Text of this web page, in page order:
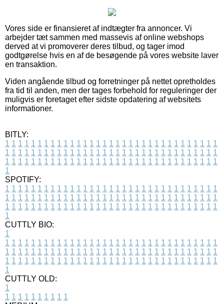
Vores side er finansieret af indtægter fra annoncer. Vi
arbejder tæt sammen med massevis af online webshops
derved at vi promoverer deres tilbud, og tager imod
godtgørelse hvis en af de besøgende på vores website laver
en transaktion.
Viden angående tilbud og forretninger på nettet opretholdes
fra tid til anden, men der tages forbehold for reguleringer der
muligvis er foretaget efter sidste opdatering af websitets
informationer.
BITLY:
1 1 1 1 1 1 1 1 1 1 1 1 1 1 1 1 1 1 1 1 1 1 1 1 1 1 1 1 1 1 1 1 1
1 1 1 1 1 1 1 1 1 1 1 1 1 1 1 1 1 1 1 1 1 1 1 1 1 1 1 1 1 1 1 1 1
1 1 1 1 1 1 1 1 1 1 1 1 1 1 1 1 1 1 1 1 1 1 1 1 1 1 1 1 1 1 1 1 1
1
SPOTIFY:
1 1 1 1 1 1 1 1 1 1 1 1 1 1 1 1 1 1 1 1 1 1 1 1 1 1 1 1 1 1 1 1 1
1 1 1 1 1 1 1 1 1 1 1 1 1 1 1 1 1 1 1 1 1 1 1 1 1 1 1 1 1 1 1 1 1
1 1 1 1 1 1 1 1 1 1 1 1 1 1 1 1 1 1 1 1 1 1 1 1 1 1 1 1 1 1 1 1 1
1
CUTTLY BIO:
1
1 1 1 1 1 1 1 1 1 1 1 1 1 1 1 1 1 1 1 1 1 1 1 1 1 1 1 1 1 1 1 1 1
1 1 1 1 1 1 1 1 1 1 1 1 1 1 1 1 1 1 1 1 1 1 1 1 1 1 1 1 1 1 1 1 1
1 1 1 1 1 1 1 1 1 1 1 1 1 1 1 1 1 1 1 1 1 1 1 1 1 1 1 1 1 1 1 1 1
1
CUTTLY OLD:
1
1 1 1 1 1 1 1 1 1 1